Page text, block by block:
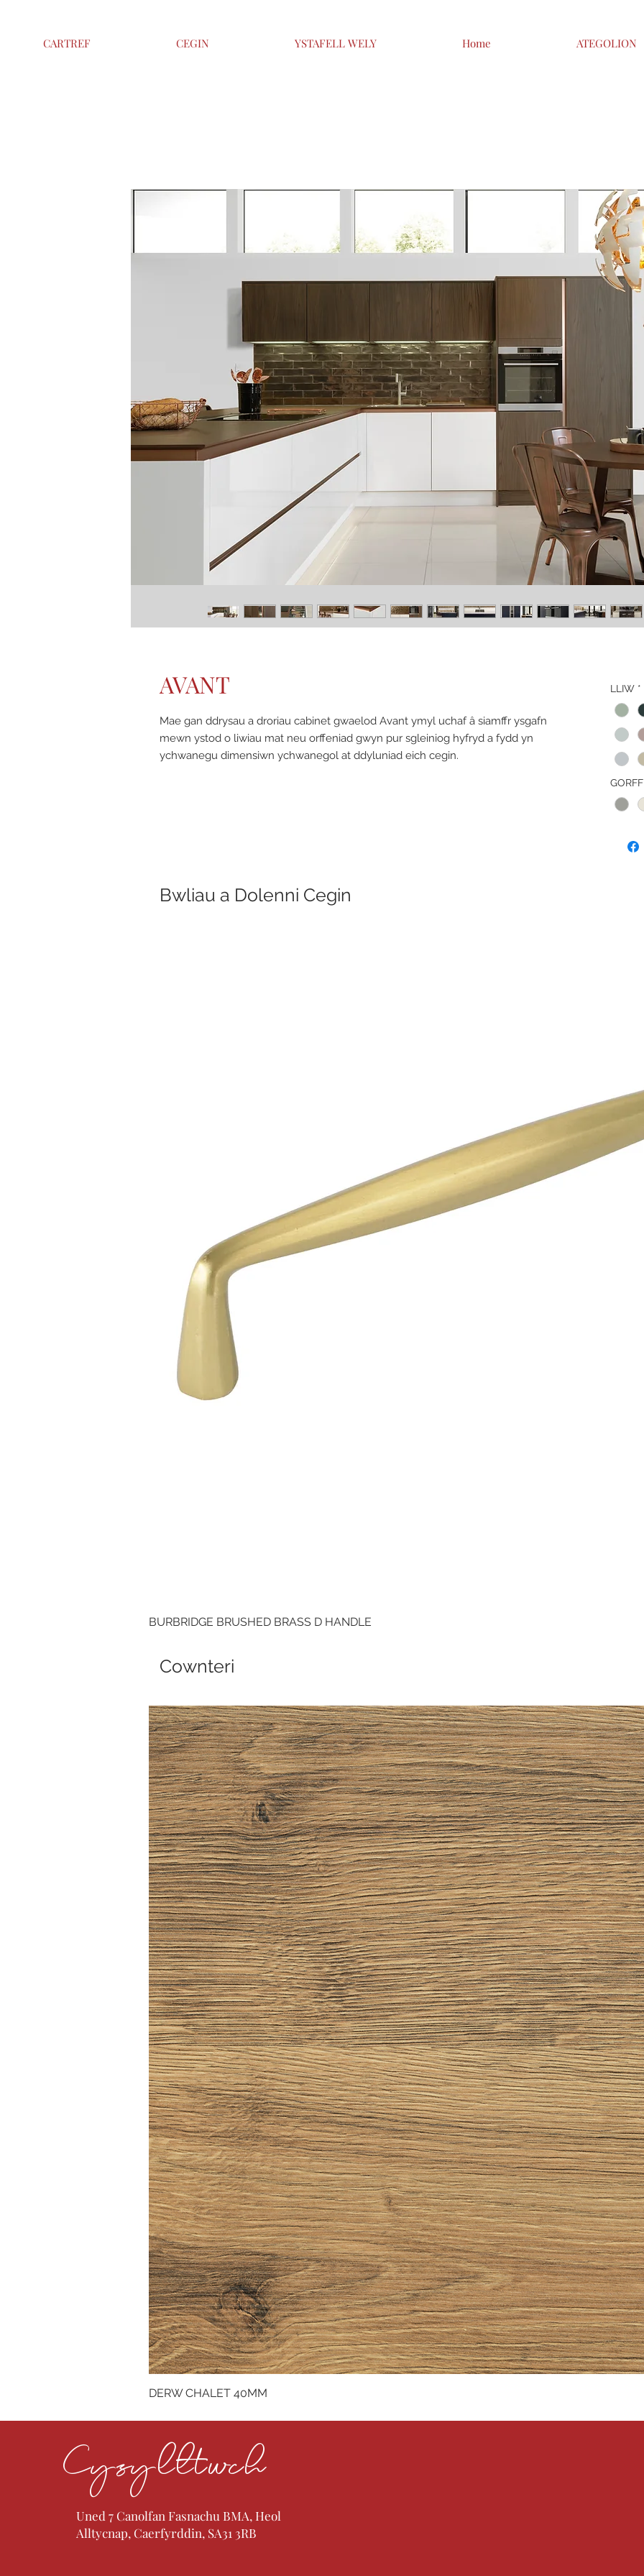
CARTREF CEGIN YSTAFELL WELY Home ATEGOLION
AVANT
Mae gan ddrysau a droriau cabinet gwaelod Avant ymyl uchaf â siamffr ysgafn
mewn ystod o liwiau mat neu orffeniad gwyn pur sgleiniog hyfryd a fydd yn
ychwanegu dimensiwn ychwanegol at ddyluniad eich cegin.
LLIW *
Bwliau a Dolenni Cegin
BURBRIDGE BRUSHED BRASS D HANDLE
Cownteri
DERW CHALET 40MM
Cysylltwch
Uned 7 Canolfan Fasnachu BMA, Heol
Alltycnap, Caerfyrddin, SA31 3RB